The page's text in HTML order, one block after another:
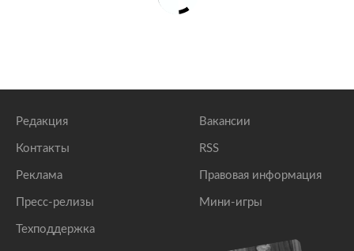
Редакция
Контакты
Реклама
Пресс-релизы
Техподдержка
Вакансии
RSS
Правовая информация
Мини-игры